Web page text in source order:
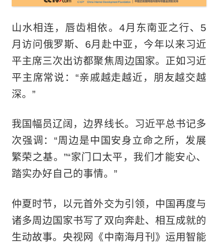
山水相连，唇齿相依。4月东南亚之行、5
月访问俄罗斯、6月赴中亚，今年以来习近
平主席三次出访都聚焦周边国家。正如习近
平主席常说：“亲戚越走越近，朋友越交越
深。”
我国幅员辽阔，边界线长。习近平总书记多
次强调：“周边是中国安身立命之所，发展
繁荣之基。”“家门口太平，我们才能安心、
踏实办好自己的事情。”
仲夏时节，以元首外交为引领，中国再度与
诸多周边国家书写了双向奔赴、相互成就的
生动故事。央视网《中南海月刊》运用智能